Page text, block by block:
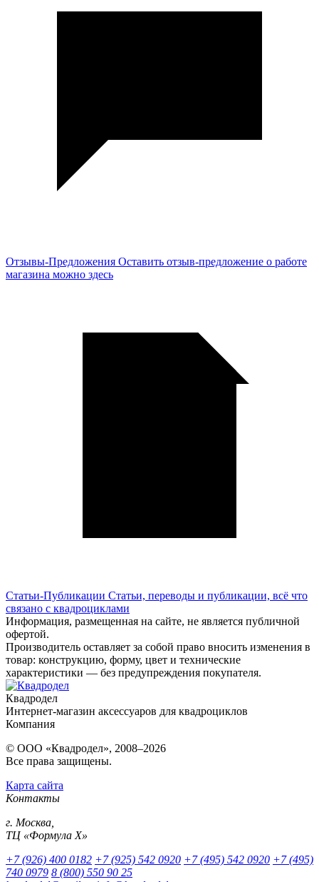
Отзывы-Предложения Оставить отзыв-предложение о работе
магазина можно здесь
Статьи-Публикации Статьи, переводы и публикации, всё что
связано с квадроциклами
Информация, размещенная на сайте, не является публичной
офертой.
Производитель оставляет за собой право вносить изменения в
товар: конструкцию, форму, цвет и технические
характеристики — без предупреждения покупателя.
Квадродел
Интернет-магазин аксессуаров для квадроциклов
Компания
© ООО «Квадродел», 2008–2026
Все права защищены.
Карта сайта
Контакты
г. Москва,
ТЦ «Формула Х»
+7 (926) 400 0182 +7 (925) 542 0920 +7 (495) 542 0920 +7 (495)
740 0979 8 (800) 550 90 25